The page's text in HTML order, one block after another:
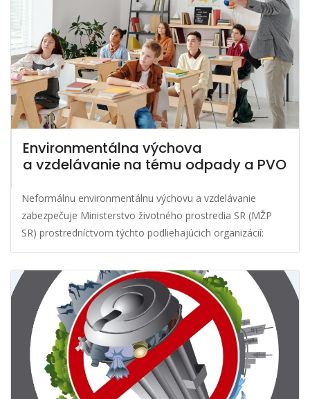
Environmentálna výchova
a vzdelávanie na tému odpady a PVO
Neformálnu environmentálnu výchovu a vzdelávanie
zabezpečuje Ministerstvo životného prostredia SR (MŽP
SR) prostredníctvom týchto podliehajúcich organizácií: